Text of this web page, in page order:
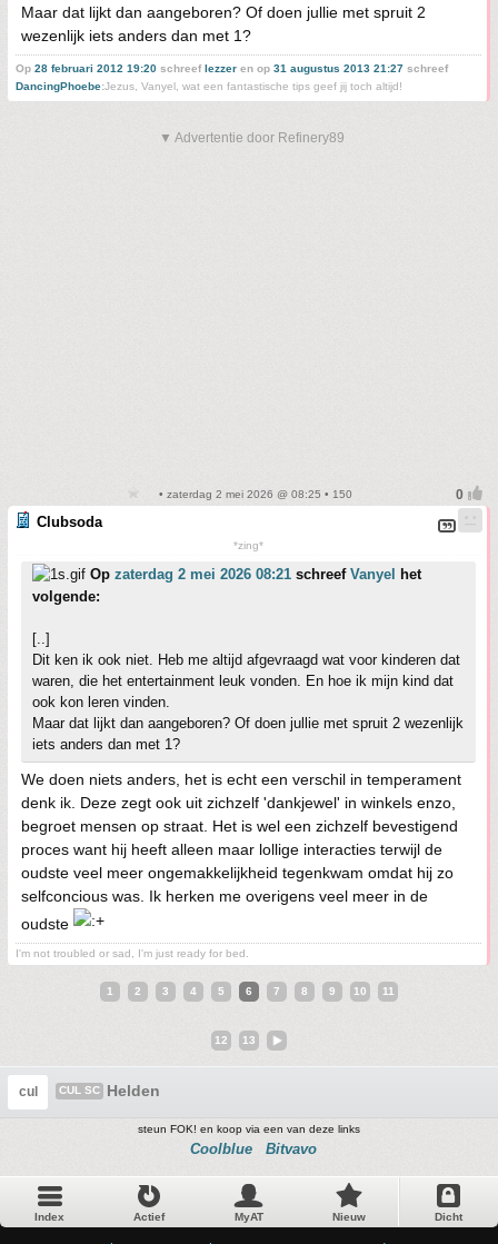
Maar dat lijkt dan aangeboren? Of doen jullie met spruit 2
wezenlijk iets anders dan met 1?
Op 28 februari 2012 19:20 schreeflezzer en op 31 augustus 2013 21:27 schreef
DancingPhoebe:Jezus, Vanyel, wat een fantastische tips geef jij toch altijd!
▼ Advertentie door Refinery89
• zaterdag 2 mei 2026 @ 08:25 • 150
Clubsoda
*zing*
Op zaterdag 2 mei 2026 08:21 schreef Vanyel
het
volgende:
[..]
Dit ken ik ook niet. Heb me altijd afgevraagd wat voor kinderen dat
waren, die het entertainment leuk vonden. En hoe ik mijn kind dat
ook kon leren vinden.
Maar dat lijkt dan aangeboren? Of doen jullie met spruit 2 wezenlijk
iets anders dan met 1?
We doen niets anders, het is echt een verschil in temperament
denk ik. Deze zegt ook uit zichzelf 'dankjewel' in winkels enzo,
begroet mensen op straat. Het is wel een zichzelf bevestigend
proces want hij heeft alleen maar lollige interacties terwijl de
oudste veel meer ongemakkelijkheid tegenkwam omdat hij zo
selfconcious was. Ik herken me overigens veel meer in de
oudste
I'm not troubled or sad, I'm just ready for bed.
1 2 3 4 5 6 7 8 9 10 11
12 13
cul CUL SC Helden
steun FOK! en koop via een van deze links
Coolblue Bitvavo
Index Actief MyAT Nieuw Dicht